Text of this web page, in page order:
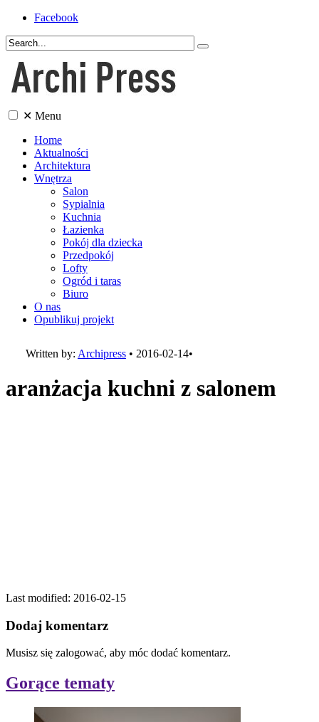
Facebook
✕ Menu
Home
Aktualności
Architektura
Wnętrza
Salon
Sypialnia
Kuchnia
Łazienka
Pokój dla dziecka
Przedpokój
Lofty
Ogród i taras
Biuro
O nas
Opublikuj projekt
Written by: Archipress • 2016-02-14•
aranżacja kuchni z salonem
Last modified: 2016-02-15
Dodaj komentarz
Musisz się zalogować, aby móc dodać komentarz.
Gorące tematy